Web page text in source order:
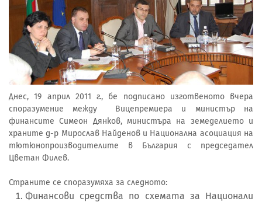
Днес, 19 април 2011 г., бе подписано изготвеното вчера
споразумение между Вицепремиера и министър на
финансите Симеон Дянков, министъра на земеделието и
храните д-р Мирослав Найденов и Национална асоциация на
тютюнопроизводителите в България с председател
Цветан Филев.
Страните се споразумяха за следното:
Финансови средства по схемата за Национали